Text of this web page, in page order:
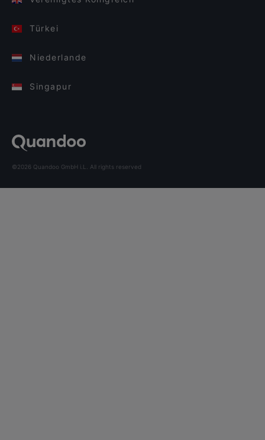
Türkei
Niederlande
Singapur
©2026 Quandoo GmbH i.L. All rights reserved